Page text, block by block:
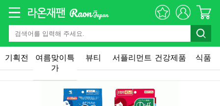
기획전
여름맞이특
가
뷰티 서플리먼트 건강제품 식품